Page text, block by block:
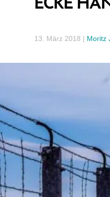
13. März 2018 | Moritz